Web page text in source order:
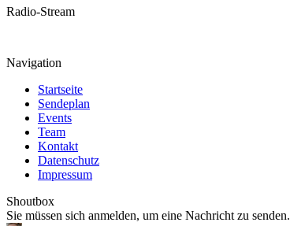
Radio-Stream
Navigation
Startseite
Sendeplan
Events
Team
Kontakt
Datenschutz
Impressum
Shoutbox
Sie müssen sich anmelden, um eine Nachricht zu senden.